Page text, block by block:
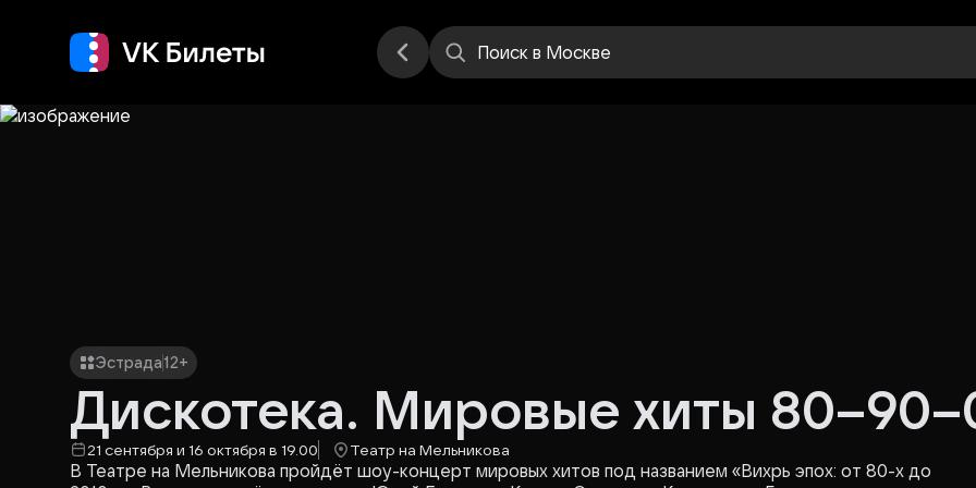
Поиск в Москве
Эстрада12+
Дискотека. Мировые хиты
21 сентября и 16 октября в 19.00 Театр на Мельникова
В Театре на Мельникова пройдёт шоу-концерт мировых хитов под названием «Вихрь эпох: от 80-х до